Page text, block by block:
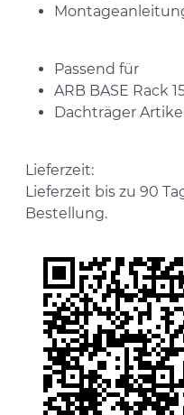
Passend für
ARB BASE Rack
Dachträger
Lieferzeit:
Lieferzeit bis zu 90
Bestellung.